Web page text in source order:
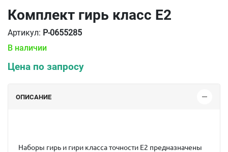
Комплект гирь класс Е2
Артикул: P-0655285
В наличии
Цена по запросу
ОПИСАНИЕ
Наборы гирь и гири класса точности Е2 предназначены